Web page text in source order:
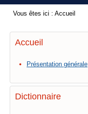
Vous êtes ici : Accueil
Accueil
Présentation générale
Dictionnaire